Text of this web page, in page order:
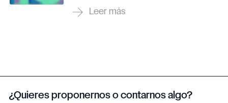
¿Quieres proponernos o contarnos algo?